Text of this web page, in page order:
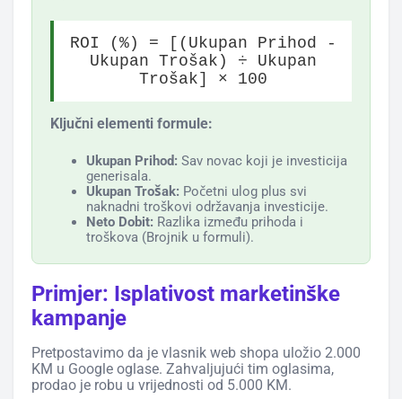
ROI (%) = [(Ukupan Prihod -
Ukupan Trošak) ÷ Ukupan
Trošak] × 100
Ključni elementi formule:
Ukupan Prihod: Sav novac koji je investicija
generisala.
Ukupan Trošak: Početni ulog plus svi
naknadni troškovi održavanja investicije.
Neto Dobit: Razlika između prihoda i
troškova (Brojnik u formuli).
Primjer: Isplativost marketinške
kampanje
Pretpostavimo da je vlasnik web shopa uložio 2.000
KM u Google oglase. Zahvaljujući tim oglasima,
prodao je robu u vrijednosti od 5.000 KM.